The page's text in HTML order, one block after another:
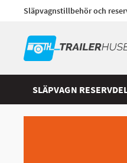
Släpvagnstillbehör och
SLÄPVAGN